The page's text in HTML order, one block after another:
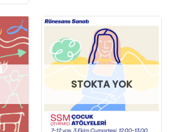
STOKTA YOK